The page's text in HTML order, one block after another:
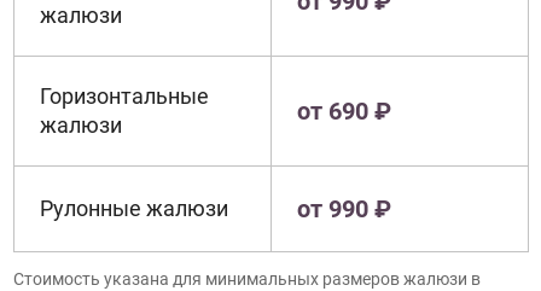
жалюзи
Горизонтальные
жалюзи
от 690 ₽
Рулонные жалюзи от 990 ₽
Стоимость указана для минимальных размеров жалюзи в